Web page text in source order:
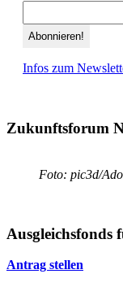
Infos zum
Zukunftsforum
Foto: pic3d/
Ausgleichsfonds
Antrag stellen